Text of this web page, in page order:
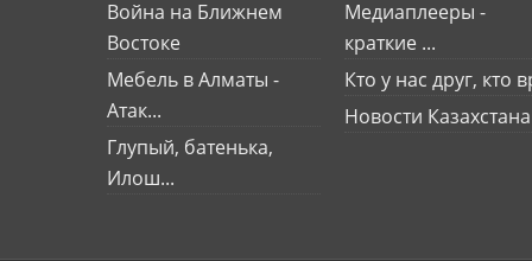
Война на Ближнем
Востоке
Мебель в Алматы -
Атак...
Глупый, батенька,
Илош...
Медиаплееры -
краткие ...
Кто у нас друг, кто
Новости Казахстана